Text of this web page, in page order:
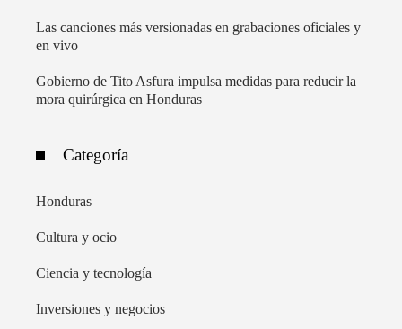
Las canciones más versionadas en grabaciones oficiales y
en vivo
Gobierno de Tito Asfura impulsa medidas para reducir la
mora quirúrgica en Honduras
Categoría
Honduras
Cultura y ocio
Ciencia y tecnología
Inversiones y negocios